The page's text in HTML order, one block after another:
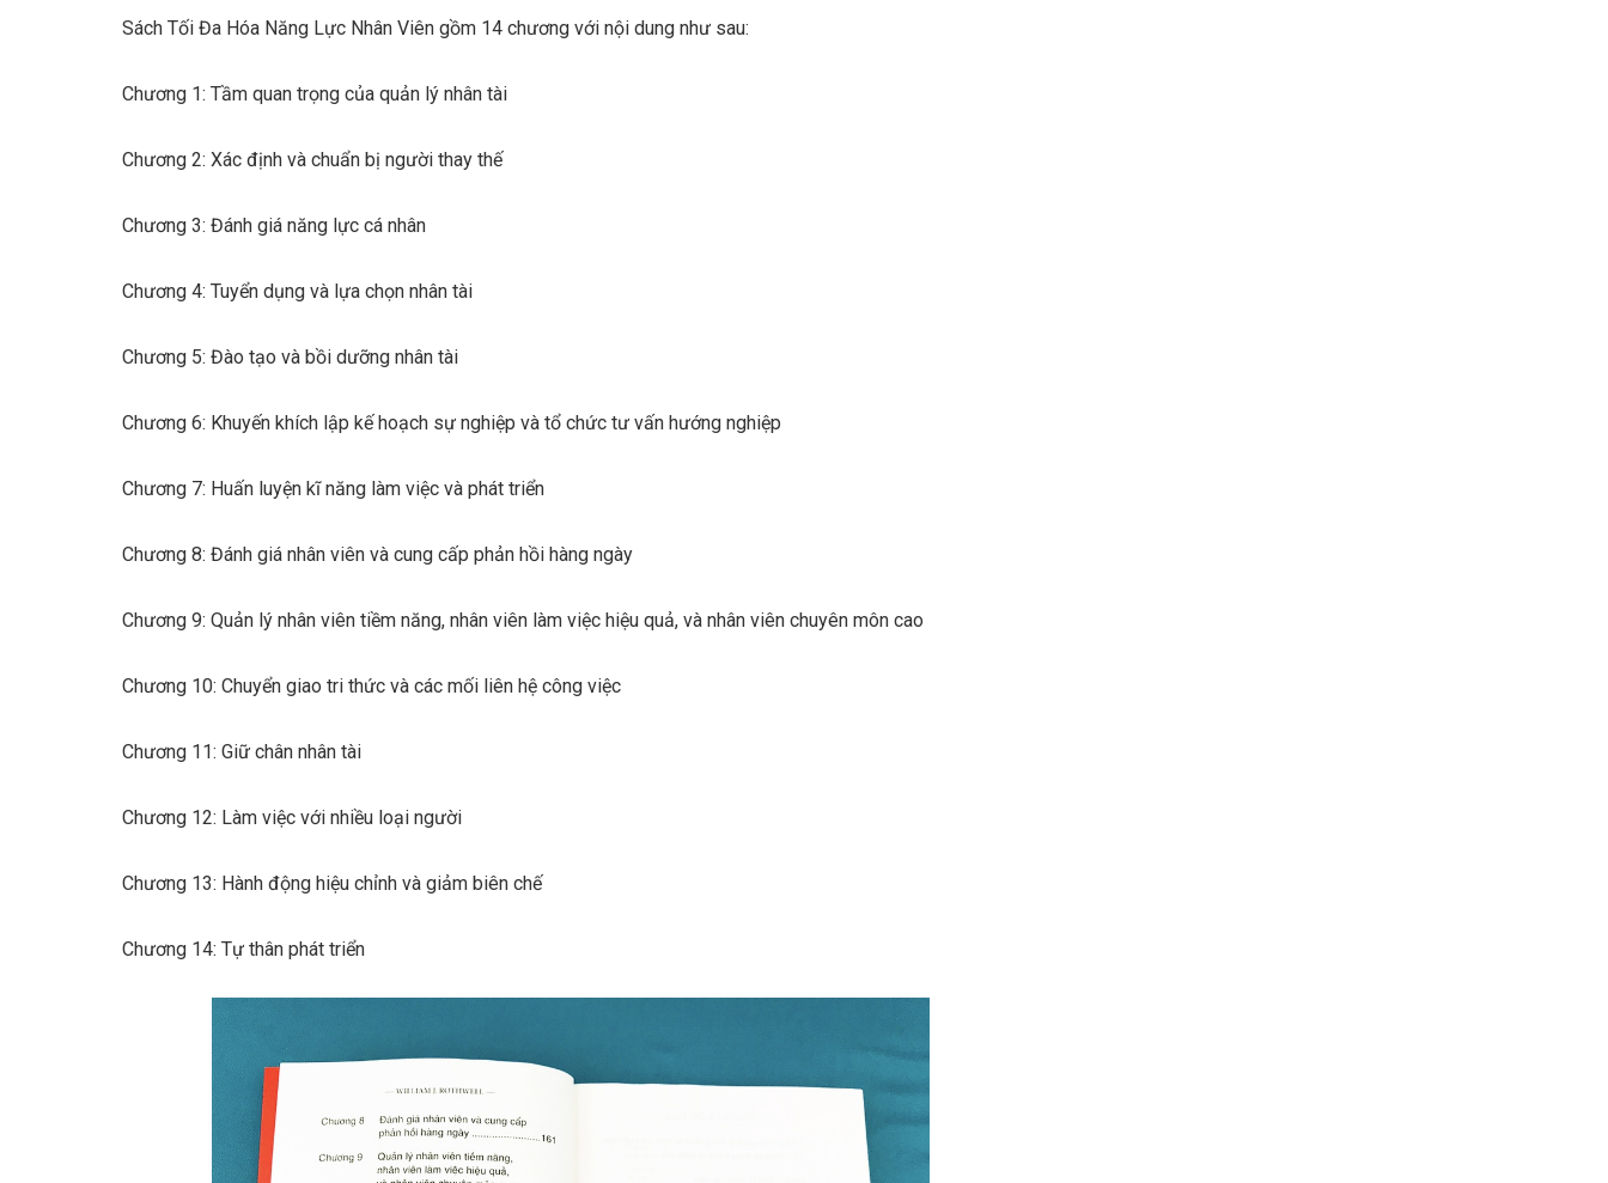
Sách Tối Đa Hóa Năng Lực Nhân Viên gồm 14 chương với nội dung như sau:
Chương 1: Tầm quan trọng của quản lý nhân tài
Chương 2: Xác định và chuẩn bị người thay thế
Chương 3: Đánh giá năng lực cá nhân
Chương 4: Tuyển dụng và lựa chọn nhân tài
Chương 5: Đào tạo và bồi dưỡng nhân tài
Chương 6: Khuyến khích lập kế hoạch sự nghiệp và tổ chức tư vấn hướng nghiệp
Chương 7: Huấn luyện kĩ năng làm việc và phát triển
Chương 8: Đánh giá nhân viên và cung cấp phản hồi hàng ngày
Chương 9: Quản lý nhân viên tiềm năng, nhân viên làm việc hiệu quả, và nhân viên chuyên môn cao
Chương 10: Chuyển giao tri thức và các mối liên hệ công việc
Chương 11: Giữ chân nhân tài
Chương 12: Làm việc với nhiều loại người
Chương 13: Hành động hiệu chỉnh và giảm biên chế
Chương 14: Tự thân phát triển